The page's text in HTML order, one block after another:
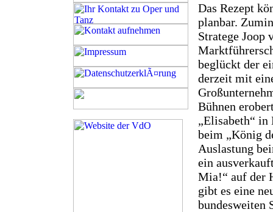
Das Rezept
planbar.
Stratege Joop
beglückt der
derzeit mit
Bühnen
„Elisabeth“
beim „König
Auslastung
ein
Mia!“ auf der
gibt es eine
bundesweiten